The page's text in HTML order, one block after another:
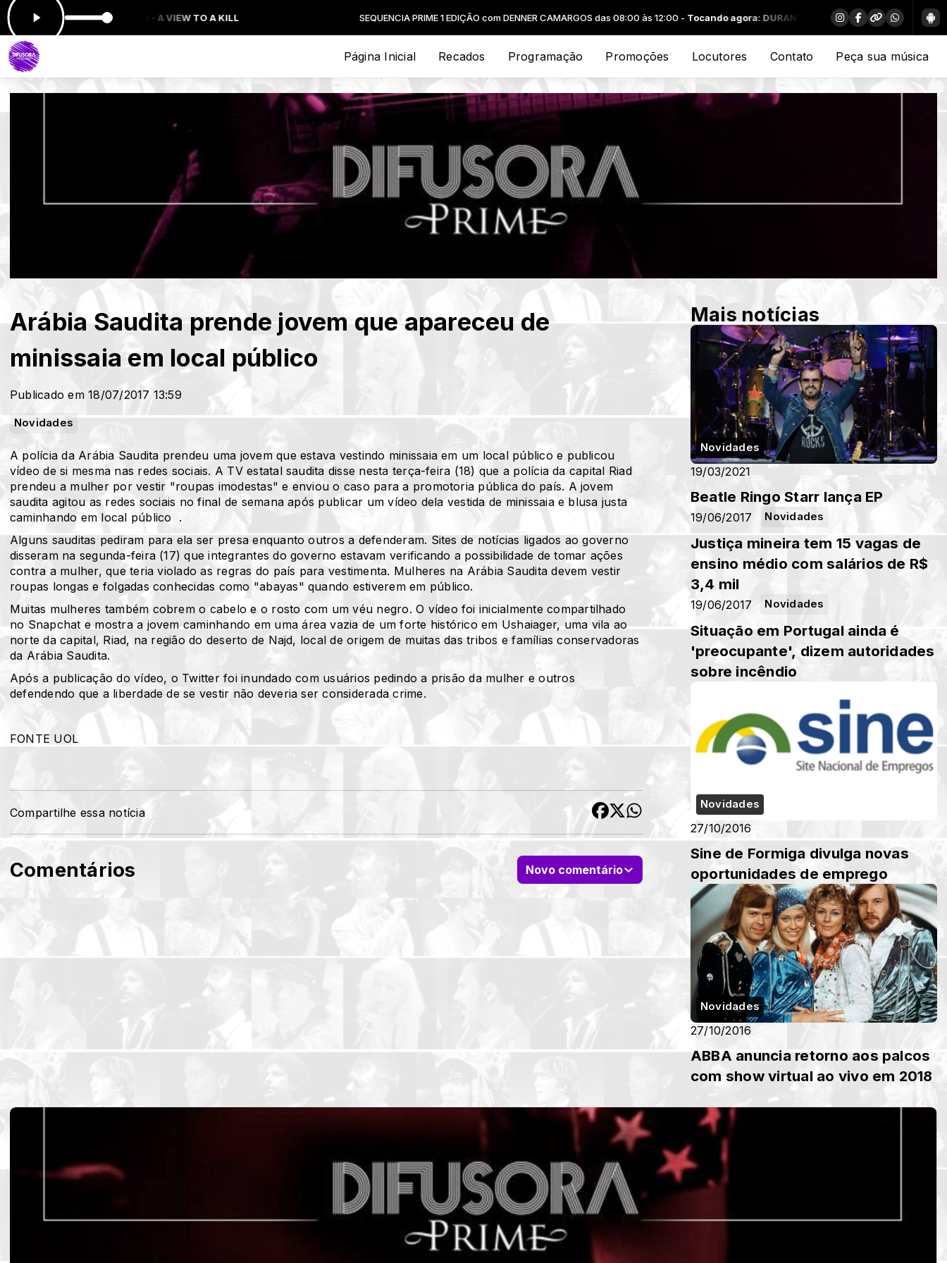
DURAN DURAN - A VIEW TO A KILL SEQUENCIA PRIME 1 EDIÇÃO com DENNER CAMARGOS das 08:00 às 12:00 -Tocando agora: DURAN DURAN - A VIEW TO A KILL
Página Inicial Recados Programação Promoções Locutores Contato Peça sua música
Arábia Saudita prende jovem que apareceu de
minissaia em local público
Publicado em 18/07/2017 13:59
Novidades
A polícia da Arábia Saudita prendeu uma jovem que estava vestindo minissaia em um local público e publicou
vídeo de si mesma nas redes sociais. A TV estatal saudita disse nesta terça-feira (18) que a polícia da capital Riad
prendeu a mulher por vestir "roupas imodestas" e enviou o caso para a promotoria pública do país. A jovem
saudita agitou as redes sociais no final de semana após publicar um vídeo dela vestida de minissaia e blusa justa
caminhando em local público .
Alguns sauditas pediram para ela ser presa enquanto outros a defenderam. Sites de notícias ligados ao governo
disseram na segunda-feira (17) que integrantes do governo estavam verificando a possibilidade de tomar ações
contra a mulher, que teria violado as regras do país para vestimenta. Mulheres na Arábia Saudita devem vestir
roupas longas e folgadas conhecidas como "abayas" quando estiverem em público.
Muitas mulheres também cobrem o cabelo e o rosto com um véu negro. O vídeo foi inicialmente compartilhado
no Snapchat e mostra a jovem caminhando em uma área vazia de um forte histórico em Ushaiager, uma vila ao
norte da capital, Riad, na região do deserto de Najd, local de origem de muitas das tribos e famílias conservadoras
da Arábia Saudita.
Após a publicação do vídeo, o Twitter foi inundado com usuários pedindo a prisão da mulher e outros
defendendo que a liberdade de se vestir não deveria ser considerada crime.
FONTE UOL
Compartilhe essa notícia
Comentários Novo comentário
Mais notícias
Novidades
19/03/2021
Beatle Ringo Starr lança EP
Novidades
19/06/2017
Justiça mineira tem 15 vagas de
ensino médio com salários de R$
3,4 mil
Novidades
19/06/2017
Situação em Portugal ainda é
'preocupante', dizem autoridades
sobre incêndio
Novidades
27/10/2016
Sine de Formiga divulga novas
oportunidades de emprego
Novidades
27/10/2016
ABBA anuncia retorno aos palcos
com show virtual ao vivo em 2018